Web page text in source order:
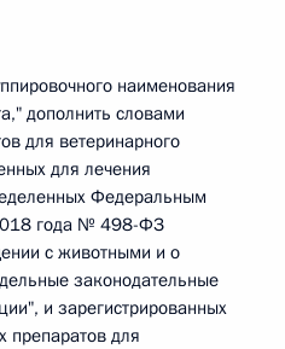
наименования
дополнить словами
для ветеринарного
для лечения
Федеральным
года № 498-ФЗ
с животными и о
законодательные
и зарегистрированных
препаратов для